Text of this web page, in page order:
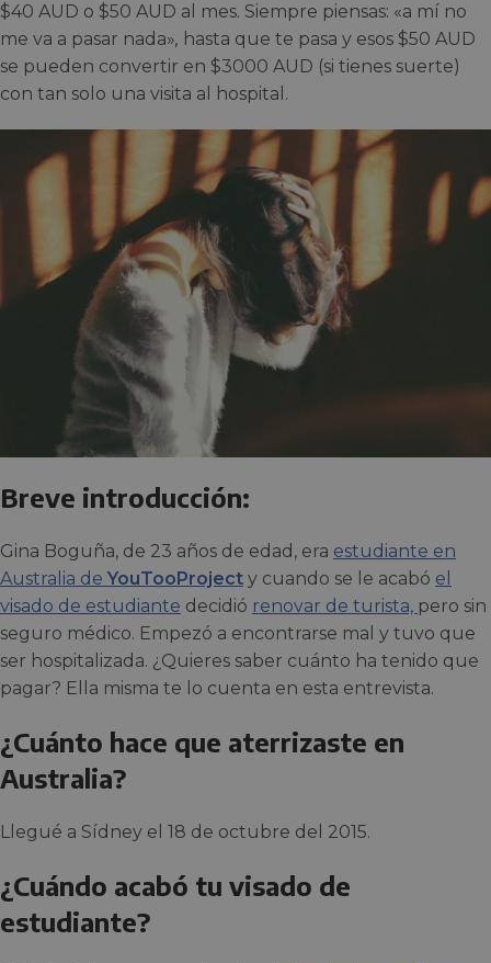
$40 AUD o $50 AUD al mes. Siempre piensas: «a mí no
me va a pasar nada», hasta que te pasa y esos $50 AUD
se pueden convertir en $3000 AUD (si tienes suerte)
con tan solo una visita al hospital.
Breve introducción:
Gina Boguña, de 23 años de edad, era estudiante en
Australia de YouTooProject y cuando se le acabó el
visado de estudiante decidió renovar de turista, pero sin
seguro médico. Empezó a encontrarse mal y tuvo que
ser hospitalizada. ¿Quieres saber cuánto ha tenido que
pagar? Ella misma te lo cuenta en esta entrevista.
¿Cuánto hace que aterrizaste en
Australia?
Llegué a Sídney el 18 de octubre del 2015.
¿Cuándo acabó tu visado de
estudiante?